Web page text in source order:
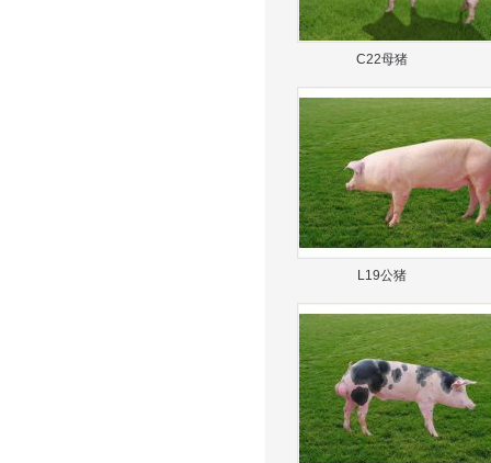
C22母猪
L19公猪